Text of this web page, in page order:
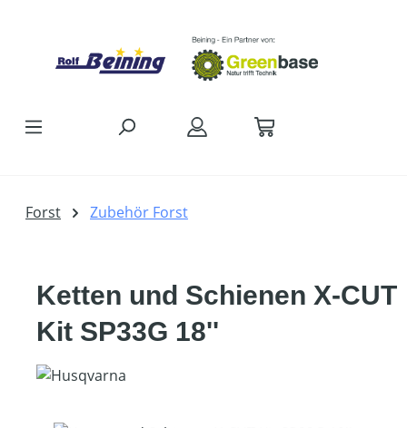
Forst Zubehör Forst
Ketten und Schienen X-CUT
Kit SP33G 18''